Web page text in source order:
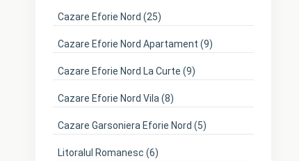
Cazare Eforie Nord (25)
Cazare Eforie Nord Apartament (9)
Cazare Eforie Nord La Curte (9)
Cazare Eforie Nord Vila (8)
Cazare Garsoniera Eforie Nord (5)
Litoralul Romanesc (6)